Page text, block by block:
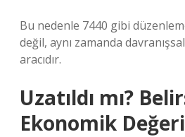
Bu nedenle 7440 gibi
değil, aynı zamanda
aracıdır.
Uzatıldı mı?
Ekonomik Değeri